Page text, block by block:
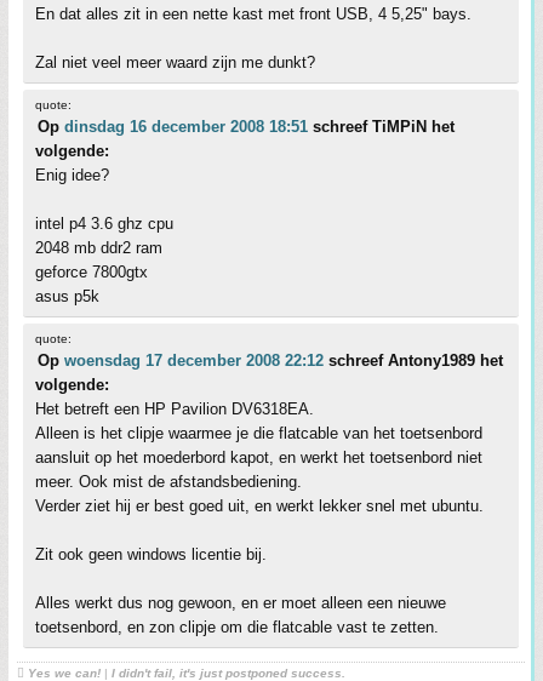
En dat alles zit in een nette kast met front USB, 4 5,25" bays.
Zal niet veel meer waard zijn me dunkt?
quote:
Op dinsdag 16 december 2008 18:51 schreef TiMPiN het
volgende:
Enig idee?
intel p4 3.6 ghz cpu
2048 mb ddr2 ram
geforce 7800gtx
asus p5k
quote:
Op woensdag 17 december 2008 22:12 schreef Antony1989 het
volgende:
Het betreft een HP Pavilion DV6318EA.
Alleen is het clipje waarmee je die flatcable van het toetsenbord
aansluit op het moederbord kapot, en werkt het toetsenbord niet
meer. Ook mist de afstandsbediening.
Verder ziet hij er best goed uit, en werkt lekker snel met ubuntu.
Zit ook geen windows licentie bij.
Alles werkt dus nog gewoon, en er moet alleen een nieuwe
toetsenbord, en zon clipje om die flatcable vast te zetten.
 Yes we can! | I didn't fail, it's just postponed success.